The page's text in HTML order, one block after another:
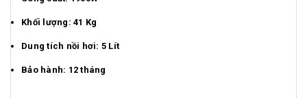
Khối lượng: 41 Kg
Dung tích nồi hơi: 5 Lít
Bảo hành: 12 tháng